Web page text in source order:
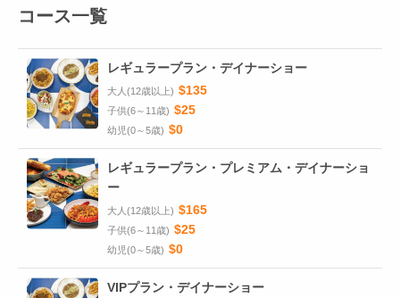
コース一覧
レギュラープラン・デイナーショー
大人(12歳以上) $135
子供(6～11歳) $25
幼児(0～5歳) $0
レギュラープラン・プレミアム・デイナーショ
ー
大人(12歳以上) $165
子供(6～11歳) $25
幼児(0～5歳) $0
VIPプラン・デイナーショー